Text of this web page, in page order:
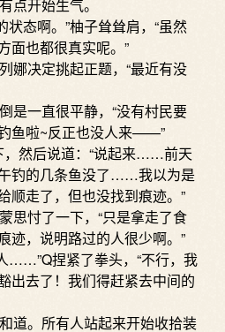
开始生气。
态啊。”柚子耸耸肩，“虽然
面也都很真实呢。”
决定挑起正题，“最近有没
是一直很平静，“没有村民要
鱼啦~反正也没人来——”
然后说道：“说起来……前天
钓的几条鱼没了……我以为是
顺走了，但也没找到痕迹。”
思忖了一下，“只是拿走了食
迹，说明路过的人很少啊。”
捏紧了拳头，“不行，我
出去了！我们得赶紧去中间的
道。所有人站起来开始收拾装